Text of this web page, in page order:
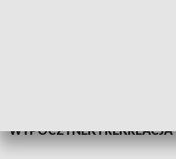
WYPOCZYNEK I REKREACJA